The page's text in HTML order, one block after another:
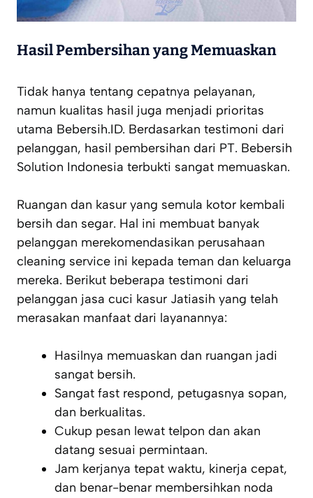
Hasil Pembersihan yang Memuaskan
Tidak hanya tentang cepatnya pelayanan,
namun kualitas hasil juga menjadi prioritas
utama Bebersih.ID. Berdasarkan testimoni dari
pelanggan, hasil pembersihan dari PT. Bebersih
Solution Indonesia terbukti sangat memuaskan.
Ruangan dan kasur yang semula kotor kembali
bersih dan segar. Hal ini membuat banyak
pelanggan merekomendasikan perusahaan
cleaning service ini kepada teman dan keluarga
mereka. Berikut beberapa testimoni dari
pelanggan jasa cuci kasur Jatiasih yang telah
merasakan manfaat dari layanannya:
Hasilnya memuaskan dan ruangan jadi
sangat bersih.
Sangat fast respond, petugasnya sopan,
dan berkualitas.
Cukup pesan lewat telpon dan akan
datang sesuai permintaan.
Jam kerjanya tepat waktu, kinerja cepat,
dan benar-benar membersihkan noda